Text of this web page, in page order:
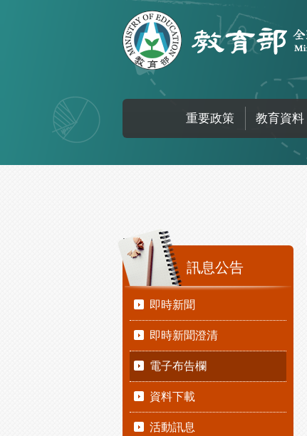
重要政策 教育資料
:::
訊息公告
即時新聞
即時新聞澄清
電子布告欄
資料下載
活動訊息